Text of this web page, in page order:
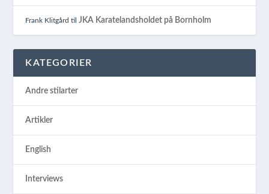
Frank Klitgård tilJKA Karatelandsholdet på Bornholm
KATEGORIER
Andre stilarter
Artikler
English
Interviews